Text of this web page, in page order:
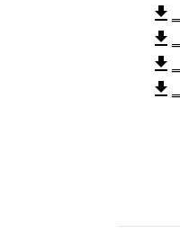
file_download
file_download
file_download
file_download